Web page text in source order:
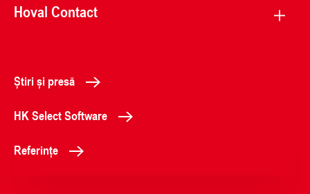
Hoval Contact
Știri și presă
HK Select Software
Referințe